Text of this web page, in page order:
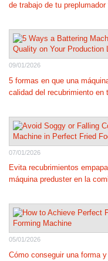
de trabajo de tu
09/01/2026
5 formas en que una
calidad del recubrimiento en
07/01/2026
Evita recubrimientos
máquina preduster en la
05/01/2026
Cómo conseguir una forma